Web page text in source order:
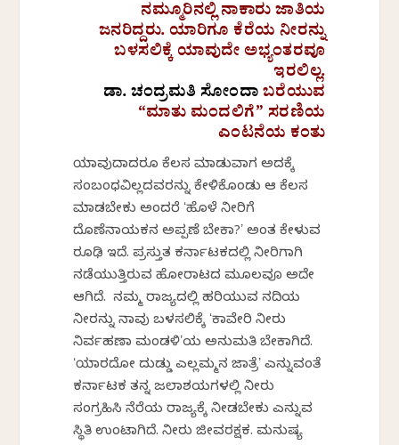
ನಮ್ಮೂರಿನಲ್ಲಿ ನಾಕಾರು ಜಾತಿಯ
ಜನರಿದ್ದರು. ಯಾರಿಗೂ ಕೆರೆಯ ನೀರನ್ನು
ಬಳಸಲಿಕ್ಕೆ ಯಾವುದೇ ಅಭ್ಯಂತರವೂ
ಇರಲಿಲ್ಲ.
ಡಾ. ಚಂದ್ರಮತಿ ಸೋಂದಾಬರೆಯುವ
“ಮಾತು ಮಂದಲಿಗೆ” ಸರಣಿಯ
ಎಂಟನೆಯ ಕಂತು
ಯಾವುದಾದರೂ ಕೆಲಸ ಮಾಡುವಾಗ ಅದಕ್ಕೆ
ಸಂಬಂಧವಿಲ್ಲದವರನ್ನು ಕೇಳಿಕೊಂಡು ಆ ಕೆಲಸ
ಮಾಡಬೇಕು ಅಂದರೆ ʻಹೊಳೆ ನೀರಿಗೆ
ದೊಣೆನಾಯಕನ ಅಪ್ಪಣೆ ಬೇಕಾ?ʼ ಅಂತ ಕೇಳುವ
ರೂಢಿ ಇದೆ. ಪ್ರಸ್ತುತ ಕರ್ನಾಟಕದಲ್ಲಿ ನೀರಿಗಾಗಿ
ನಡೆಯುತ್ತಿರುವ ಹೋರಾಟದ ಮೂಲವೂ ಅದೇ
ಆಗಿದೆ. ನಮ್ಮ ರಾಜ್ಯದಲ್ಲಿ ಹರಿಯುವ ನದಿಯ
ನೀರನ್ನು ನಾವು ಬಳಸಲಿಕ್ಕೆ ʻಕಾವೇರಿ ನೀರು
ನಿರ್ವಹಣಾ ಮಂಡಳಿʼಯ ಅನುಮತಿ ಬೇಕಾಗಿದೆ.
ʻಯಾರದೋ ದುಡ್ಡು ಎಲ್ಲಮ್ಮನ ಜಾತ್ರೆʼ ಎನ್ನುವಂತೆ
ಕರ್ನಾಟಕ ತನ್ನ ಜಲಾಶಯಗಳಲ್ಲಿ ನೀರು
ಸಂಗ್ರಹಿಸಿ ನೆರೆಯ ರಾಜ್ಯಕ್ಕೆ ನೀಡಬೇಕು ಎನ್ನುವ
ಸ್ಥಿತಿ ಉಂಟಾಗಿದೆ. ನೀರು ಜೀವರಕ್ಷಕ. ಮನುಷ್ಯ